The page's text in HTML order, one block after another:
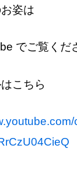
姿は
でご覧くだ
こちら